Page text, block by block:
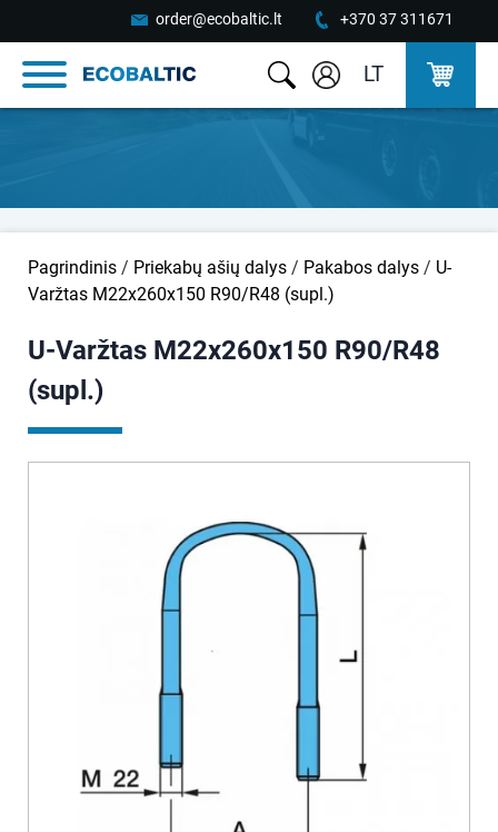
order@ecobaltic.lt +370 37 311671
LT
Pagrindinis / Priekabų ašių dalys / Pakabos dalys / U-
Varžtas M22x260x150 R90/R48 (supl.)
U-Varžtas M22x260x150 R90/R48
(supl.)